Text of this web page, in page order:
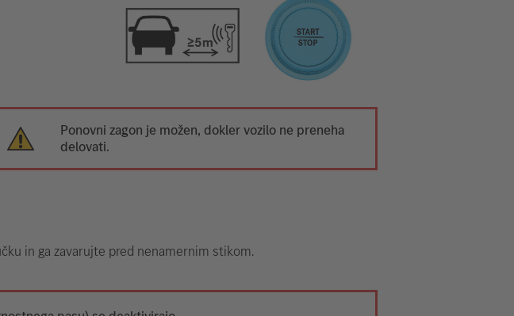
Ponovni zagon je možen, dokler vozilo ne preneha
delovati.
in ga zavarujte pred nenamernim stikom.